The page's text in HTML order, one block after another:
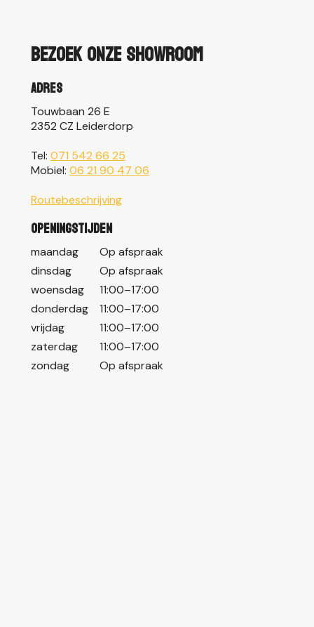
Bezoek onze showroom
Adres
Touwbaan 26 E
2352 CZ Leiderdorp
Tel: 071 542 66 25
Mobiel: 06 21 90 47 06
Routebeschrijving
Openingstijden
maandag
Op afspraak
dinsdag
Op afspraak
woensdag
11:00–17:00
donderdag
11:00–17:00
vrijdag
11:00–17:00
zaterdag
11:00–17:00
zondag
Op afspraak